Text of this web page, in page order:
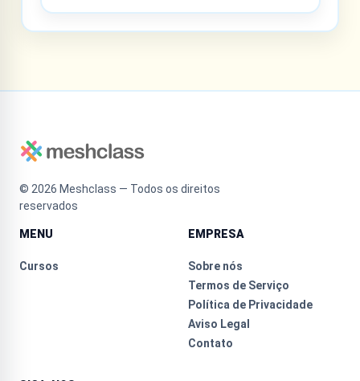
© 2026 Meshclass — Todos os direitos
reservados
MENU
Cursos
EMPRESA
Sobre nós
Termos de Serviço
Política de Privacidade
Aviso Legal
Contato